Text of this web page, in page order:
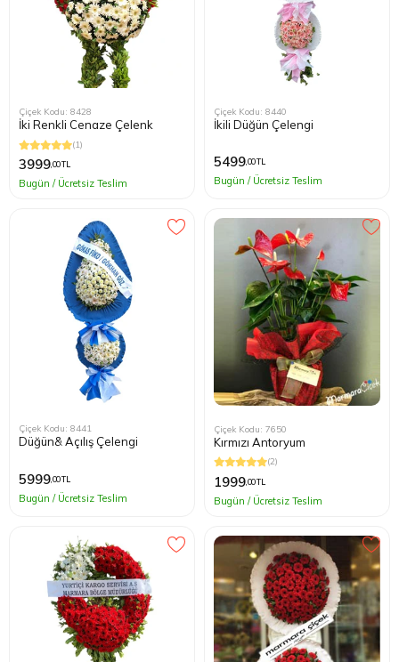
Çiçek Kodu: 8428
İki Renkli Cenaze Çelenk
(1)
3999,00 TL
Bugün / Ücretsiz Teslim
Çiçek Kodu: 8440
İkili Düğün Çelengi
5499,00 TL
Bugün / Ücretsiz Teslim
Çiçek Kodu: 8441
Düğün& Açılış Çelengi
5999,00 TL
Bugün / Ücretsiz Teslim
Çiçek Kodu: 7650
Kırmızı Antoryum
(2)
1999,00 TL
Bugün / Ücretsiz Teslim